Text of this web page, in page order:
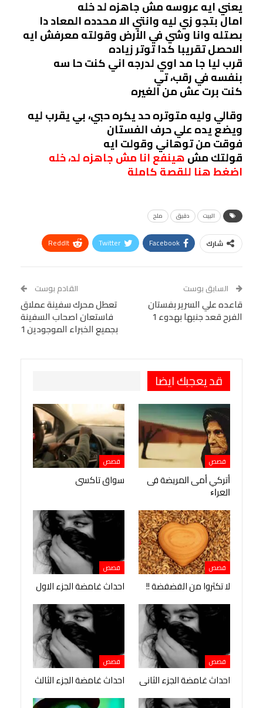
يعني ايه عروسه مش جاهزه لد خله
امال بتجو زي ليه وانتي الا محدده المعاد دا
بصتله وانا وشي في الأرض وقولته معرفش ايه
الاحصل تقريبا كدا توتر زياده
قرب ليا جا مد اوي لدرجه اني كنت حا سه
بنفسه في رقب، تي
كنت برت عش من الغيره
وقالي وليه متوتره حد يكره حبي، بي يقرب ليه
ويضع يده علي حرف الفستان
فوقت من توهاني وقولت ايه
قولتك مشهينفع انا مش جاهزه لد، خله
اضغط هنا للقصة كاملة
البيت دقيق ملح
شارك Facebook
Twitter
ReddIt
البريد الإلكتروني
StumbleUpon
VK
Digg
LINE
BlackBerry
Viber
السابق بوست
قاعده علي السرير بفستان
الفرح قعد جنبها بهدوء 1
القادم بوست
تعطل محرك سفينة عملاق
فاستعان اصحاب السفينة
بجميع الخبراء الموجودين 1
قد يعجبك ايضا
قصص
ﺃﺗﺮﻛﻲ ﺃﻣﻰ ﺍﻟﻤﺮﻳﻀﺔ ﻓﻰ
ﺍﻟﻌﺮﺍﺀ
قصص
سواق تاكسى
قصص
لا تكثروا من الفضفضة !!
قصص
احداث غامضة الجزء الاول
قصص
احداث غامضة الجزء الثانى
قصص
احداث غامضة الجزء الثالث